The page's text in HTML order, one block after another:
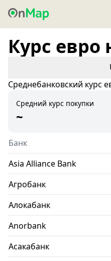
Курс евро
Среднебанковский курс
Средний курс покупки
~
Банк
Asia Alliance Bank
Агробанк
Алокабанк
Anorbank
Асакабанк